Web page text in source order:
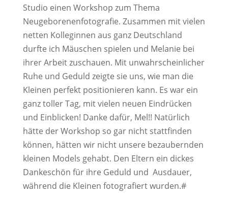
Studio einen Workshop zum Thema
Neugeborenenfotografie. Zusammen mit vielen
netten Kolleginnen aus ganz Deutschland
durfte ich Mäuschen spielen und Melanie bei
ihrer Arbeit zuschauen. Mit unwahrscheinlicher
Ruhe und Geduld zeigte sie uns, wie man die
Kleinen perfekt positionieren kann. Es war ein
ganz toller Tag, mit vielen neuen Eindrücken
und Einblicken! Danke dafür, Mel!! Natürlich
hätte der Workshop so gar nicht stattfinden
können, hätten wir nicht unsere bezaubernden
kleinen Models gehabt. Den Eltern ein dickes
Dankeschön für ihre Geduld und Ausdauer,
während die Kleinen fotografiert wurden.#